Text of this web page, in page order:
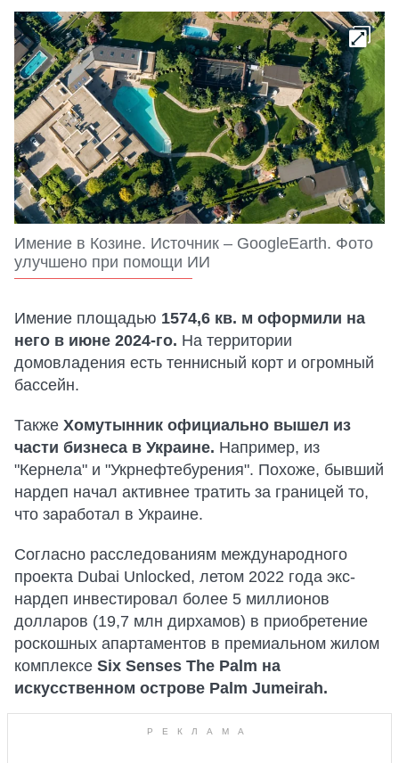
Имение в Козине. Источник – GoogleEarth. Фото
улучшено при помощи ИИ
Имение площадью 1574,6 кв. м оформили на
него в июне 2024-го. На территории
домовладения есть теннисный корт и огромный
бассейн.
Также Хомутынник официально вышел из
части бизнеса в Украине. Например, из
"Кернела" и "Укрнефтебурения". Похоже, бывший
нардеп начал активнее тратить за границей то,
что заработал в Украине.
Согласно расследованиям международного
проекта Dubai Unlocked, летом 2022 года экс-
нардеп инвестировал более 5 миллионов
долларов (19,7 млн дирхамов) в приобретение
роскошных апартаментов в премиальном жилом
комплексе Six Senses The Palm на
искусственном острове Palm Jumeirah.